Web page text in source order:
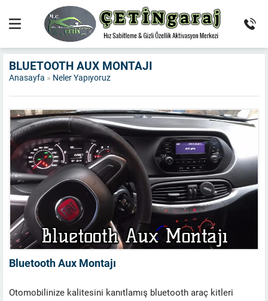
BLUETOOTH AUX MONTAJI
Anasayfa » Neler Yapıyoruz
Bluetooth Aux Montajı
Otomobilinize kalitesini kanıtlamış bluetooth araç kitleri